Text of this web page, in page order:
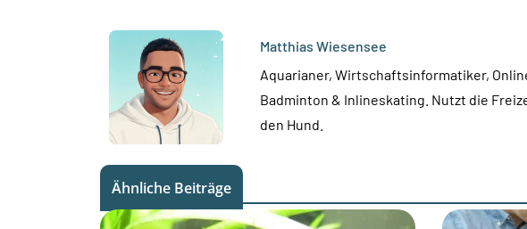
Matthias Wiesensee
Aquarianer, Wirtschaftsinformatiker,
Badminton & Inlineskating. Nutzt die
den Hund.
Ähnliche Beiträge